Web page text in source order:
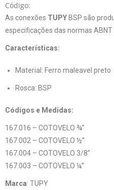
Código:
As conexões TUPY BSP são
especificações das normas ABNT
Características:
Material: Ferro maleavel preto
Rosca: BSP
Códigos e Medidas:
167.016 – COTOVELO ¾”
167.002 – COTOVELO ½”
167.004 – COTOVELO 3/8”
167.003 – COTOVELO ¼”
Marca: TUPY